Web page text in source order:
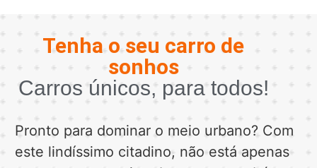
Tenha o seu carro de
sonhos
Carros únicos, para todos!
Pronto para dominar o meio urbano? Com
este lindíssimo citadino, não está apenas